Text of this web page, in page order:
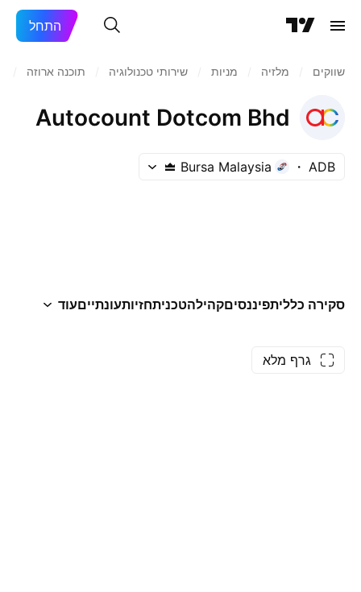
התחל
שווקים מלזיה מניות‏ שירותי טכנולוגיה תוכנה ארוזה
Autocount Dotcom Bhd
ADB
Bursa Malaysia
סקירה כלליתפיננסיםקהילהטכניתחזיותעונתייםעוד
גרף מלא